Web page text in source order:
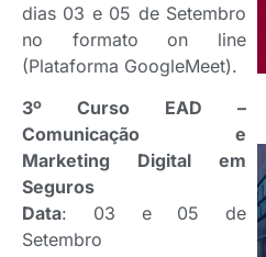
dias 03 e 05 de Setembro
no formato on line
(Plataforma GoogleMeet).
3º Curso EAD –
Comunicação e
Marketing Digital em
Seguros
Data: 03 e 05 de
Setembro